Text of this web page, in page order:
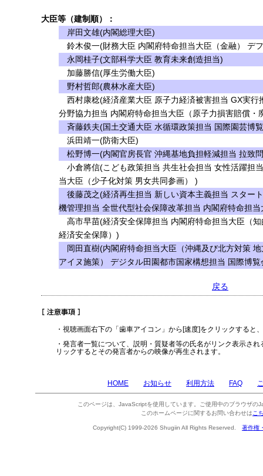
大臣等（建制順）：
岸田文雄(内閣総理大臣)
鈴木俊一(財務大臣 内閣府特命担当大臣（金融） デ
永岡桂子(文部科学大臣 教育未来創造担当)
加藤勝信(厚生労働大臣)
野村哲郎(農林水産大臣)
西村康稔(経済産業大臣 原子力経済被害担当 GX実行
分野協力担当 内閣府特命担当大臣（原子力損害賠償・
斉藤鉄夫(国土交通大臣 水循環政策担当 国際園芸博
浜田靖一(防衛大臣)
松野博一(内閣官房長官 沖縄基地負担軽減担当 拉致
小倉將信(こども政策担当 共生社会担当 女性活躍担
当大臣（少子化対策 男女共同参画） )
後藤茂之(経済再生担当 新しい資本主義担当 スター
機管理担当 全世代型社会保障改革担当 内閣府特命担
高市早苗(経済安全保障担当 内閣府特命担当大臣（
経済安全保障）)
岡田直樹(内閣府特命担当大臣（沖縄及び北方対策
アイヌ施策） デジタル田園都市国家構想担当 国際博
戻る
・視聴画面右下の「歯車アイコン」から[速度]をクリックすると
・発言者一覧について、説明・質疑者等の氏名がリンク表示さ
リックするとその発言者からの映像が再生されます。
HOME お知らせ 利用方法 FAQ
このページは、JavaScriptを使用しています。ご使用中のブラウザの
このホームページに関するお問い合わせは こ
Copyright(C) 1999-2026 Shugiin All Rights Reserved. 著作権